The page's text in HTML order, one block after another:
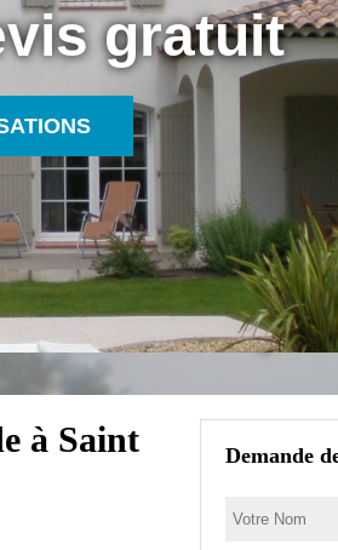
gratuit
à Saint
Demande